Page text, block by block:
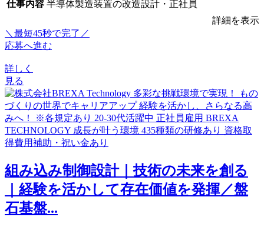
仕事内容 半導体製造装置の改造設計・正社員
詳細を表示
＼最短45秒で完了／
応募へ進む
詳しく
見る
組み込み制御設計｜技術の未来を創る
｜経験を活かして存在価値を発揮／盤
石基盤...